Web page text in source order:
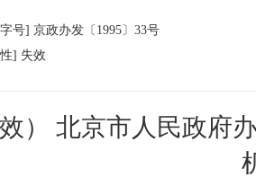
号] 京政办发 〔1995〕 33号
] 失效
效） 北京市人民政府